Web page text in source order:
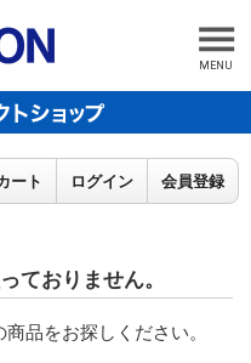
MENU
ート ログイン 会員登録
ておりません。
品をお探しください。